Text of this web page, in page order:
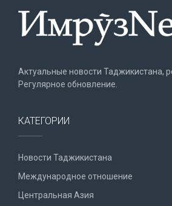
Актуальные новости Таджикистана,
Регулярное обновление.
КАТЕГОРИИ
Новости Таджикистана
Международное отношение
Центральная Азия